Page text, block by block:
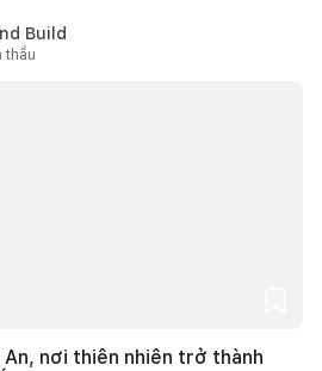
Build
thầu
An, nơi thiên nhiên trở thành